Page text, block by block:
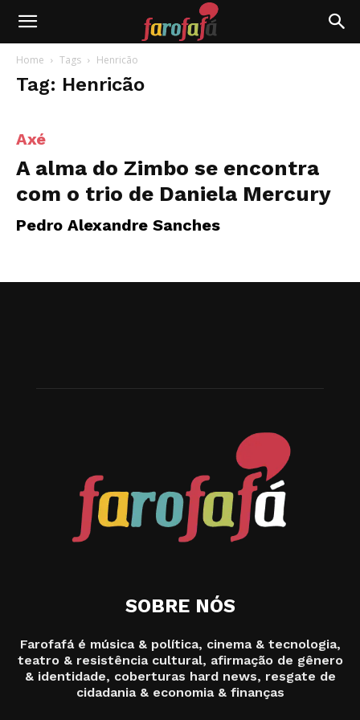
Farofafá
Home Tags Henricão
Tag: Henricão
Axé
A alma do Zimbo se encontra
com o trio de Daniela Mercury
Pedro Alexandre Sanches
SOBRE NÓS
Farofafá é música & política, cinema & tecnologia,
teatro & resistência cultural, afirmação de gênero
& identidade, coberturas hard news, resgate de
cidadania & economia & finanças